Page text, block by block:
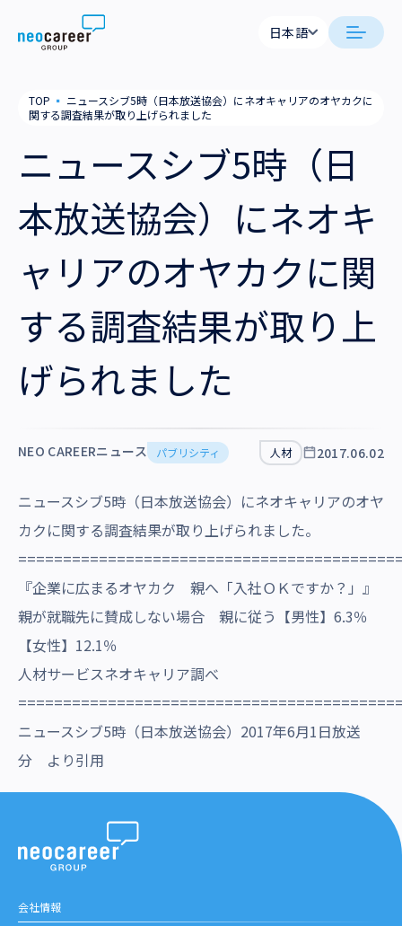
Skip to content
私たちの考え方
就労支援
業務支援
会社概要
役員一覧
拠点一覧
グループ会社
サステナビリティ
採用情報
日本語
TOP ▪ ニュースシブ5時（日本放送協会）にネオキャリアのオヤカクに
関する調査結果が取り上げられました
ニュースシブ5時（日
本放送協会）にネオキ
ャリアのオヤカクに関
する調査結果が取り上
げられました
NEO CAREERニュース パブリシティ 人材 2017.06.02
ニュースシブ5時（日本放送協会）にネオキャリアのオヤ
カクに関する調査結果が取り上げられました。
『企業に広まるオヤカク 親へ「入社ＯＫですか？」』
親が就職先に賛成しない場合 親に従う【男性】6.3％
【女性】12.1％
人材サービスネオキャリア調べ
ニュースシブ5時（日本放送協会）2017年6月1日放送
分 より引用
会社情報